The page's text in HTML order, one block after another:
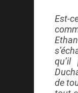
Est-
de